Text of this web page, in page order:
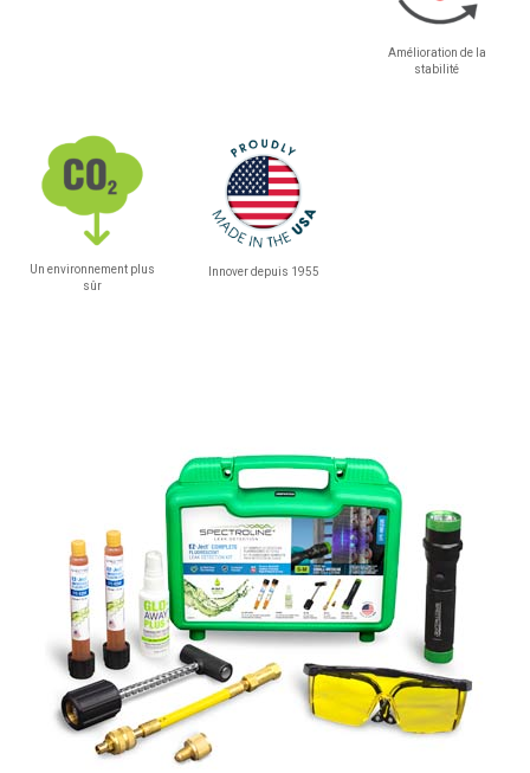
Amélioration de la
stabilité
Un environnement plus
sûr
Innover depuis 1955